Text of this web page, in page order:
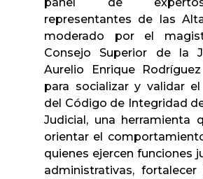
representantes de las
moderado por el
Consejo Superior de la
Aurelio Enrique
para socializar y validar
del Código de Integridad
Judicial, una herramienta
orientar el
quienes ejercen funciones
administrativas, fortalecer